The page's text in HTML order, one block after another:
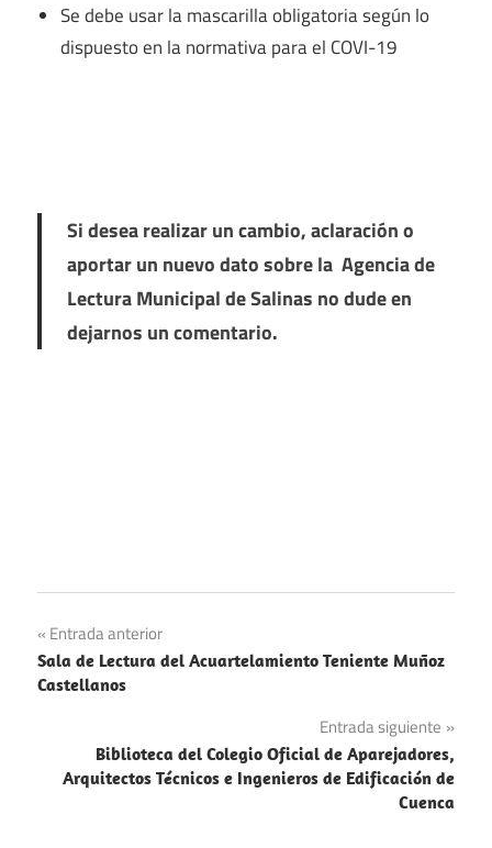
Se debe usar la mascarilla obligatoria según lo
dispuesto en la normativa para el COVI-19
Si desea realizar un cambio, aclaración o
aportar un nuevo dato sobre la Agencia de
Lectura Municipal de Salinas no dude en
dejarnos un comentario.
Navegación
de
Entrada anterior
Sala de Lectura del Acuartelamiento Teniente Muñoz
Castellanos
Entrada siguiente
Biblioteca del Colegio Oficial de Aparejadores,
Arquitectos Técnicos e Ingenieros de Edificación de
Cuenca